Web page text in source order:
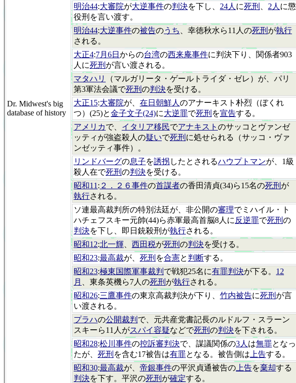
Dr. Midwest's big
database of history
明治44:大審院が大逆事件の判決を下し、 24人 に死刑 2人 に懲
役刑を言い渡す。
明治44:大逆事件の被告のうち 、幸徳秋水ら11人の死刑 が執行
される。
大正4:7月6日 からの台湾の西来庵事件に判決下り、関係者903
人に死刑 が言い渡される。
マタハリ
（マルガリータ・ゲールトライダ・ゼレ）が、パリ
第3軍法会議で死刑 の判決を受ける。
大正15:大審院が、 在日朝鮮人 のアナーキスト朴烈（ぼくれ
つ）(25)と金子文子(24)に大逆罪で死刑 を宣告する。
アメリカで、 イタリア移民でアナキスト のサッコとヴァンゼ
ッティが強盗殺人の疑いで死刑 に処せられる（サッコ・ヴァ
ンゼッティ事件）。
リンドバーグの息子を誘拐 したとされるハウプトマンが、1級
殺人在で死刑 の判決を受ける。
昭和11 : ２．２６事件の首謀者の香田清貞(34)ら15名の死刑 が
執行される。
ソ連最高裁判所の特別法廷が、非公開の審理でミハイル・ト
ハチェフスキー元帥(44)ら赤軍最高首脳8人に 反逆罪で死刑 の
判決を下し、即日銃殺刑が執行される。
昭和12:北一輝 西田税が死刑 の判決を受ける。
昭和23:最高裁が、 死刑 を合憲と 判断する。
昭和23:極東国際軍事裁判 で戦犯25名に有罪判決が下る。 12
月
、東条英機ら7人の死刑 が執行される。
昭和26:三鷹事件の東京高裁判決が下り、 竹内被告に死刑 が言
い渡される。
プラハの公開裁判 で、元共産党書記長のルドルフ・スラーン
スキーら11人がスパイ容疑などで死刑 の判決を下される。
昭和28:松川事件の控訴審判決で、謀議関係の3人 は無罪となっ
たが、 死刑 を含む17被告は有罪となる。被告側は 上告する。
昭和30:最高裁が、 帝銀事件の平沢貞通被告の 上告を棄却する
判決を下す。平沢の死刑 が確定する。